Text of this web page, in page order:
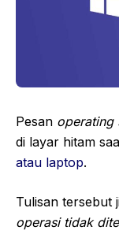
Pesan operating
di layar hitam
atau laptop.
Tulisan tersebut
operasi tidak